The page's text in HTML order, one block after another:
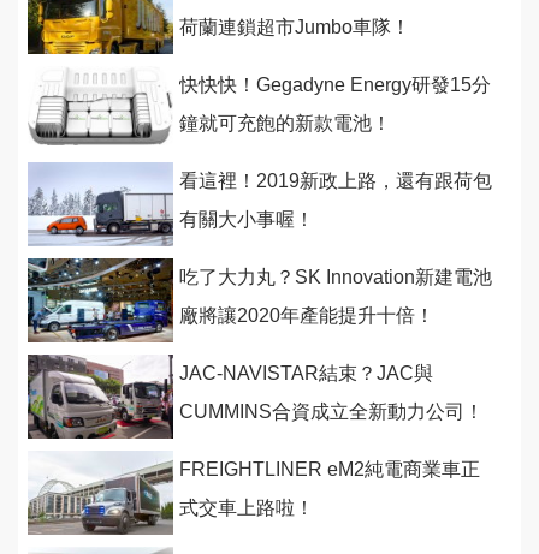
荷蘭連鎖超市Jumbo車隊！
快快快！Gegadyne Energy研發15分
鐘就可充飽的新款電池！
看這裡！2019新政上路，還有跟荷包
有關大小事喔！
吃了大力丸？SK Innovation新建電池
廠將讓2020年產能提升十倍！
JAC-NAVISTAR結束？JAC與
CUMMINS合資成立全新動力公司！
FREIGHTLINER eM2純電商業車正
式交車上路啦！